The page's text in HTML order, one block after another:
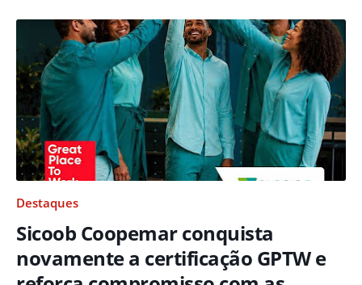
Destaques
Sicoob Coopemar conquista
novamente a certificação GPTW e